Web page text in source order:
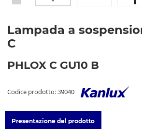
Lampada a
C
PHLOX C GU10 B
Codice prodotto: 39040
Presentazione del prodotto